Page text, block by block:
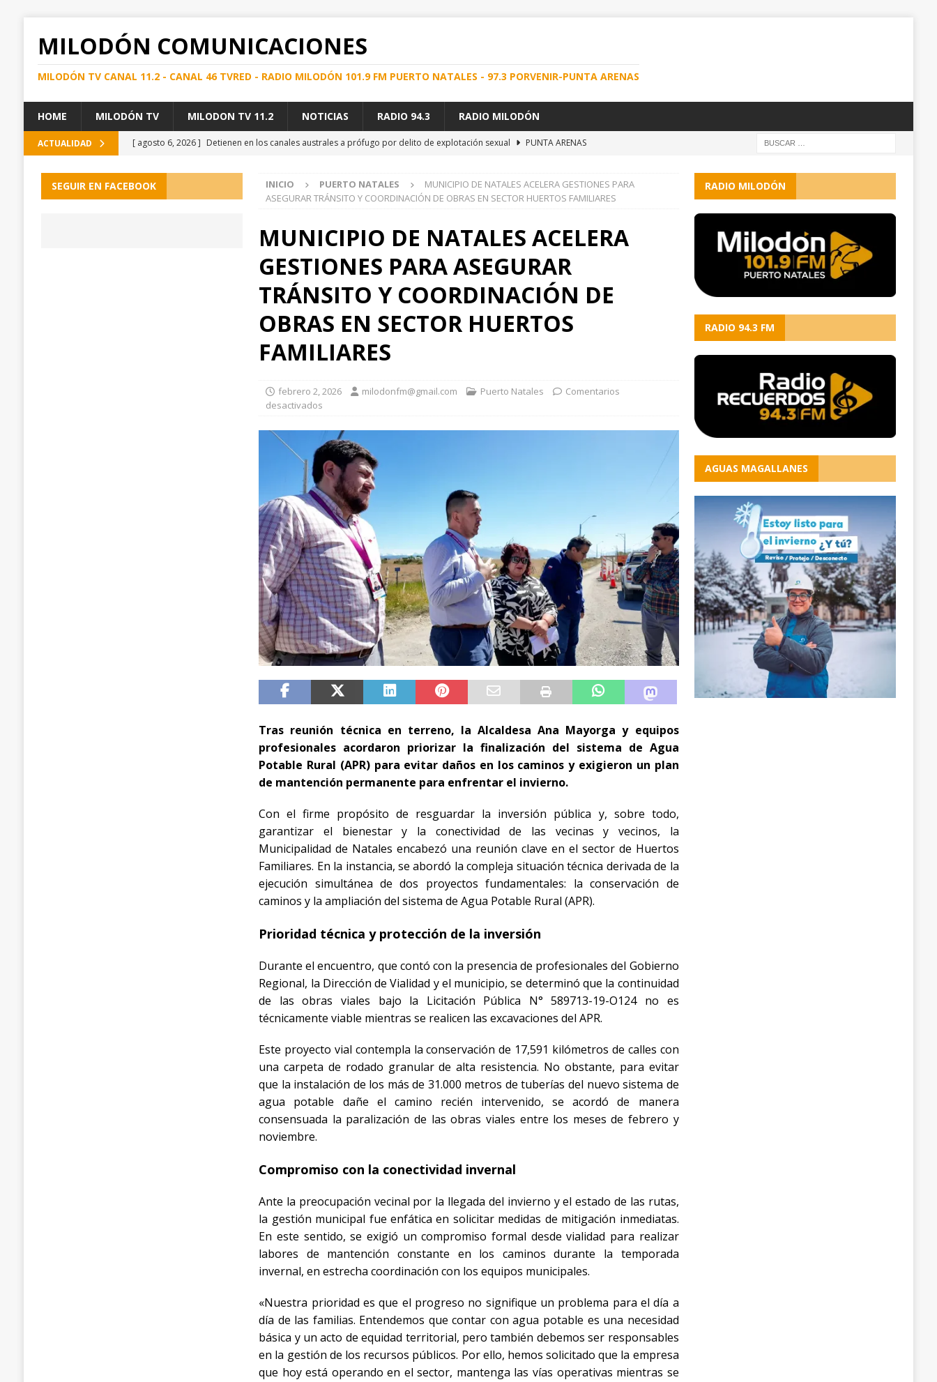
MILODÓN COMUNICACIONES
MILODÓN TV CANAL 11.2 - CANAL 46 TVRED - RADIO MILODÓN 101.9 FM PUERTO NATALES - 97.3 PORVENIR-PUNTA ARENAS
HOME MILODÓN TV MILODON TV 11.2 NOTICIAS RADIO 94.3 RADIO MILODÓN
ACTUALIDAD [ agosto 6, 2026 ] Detienen en los canales australes a prófugo por delito de explotación sexual
PUNTA ARENAS
[ agosto 7, 2026 ]
Ronda traumatológica en Hospital de Natales permitió atender a cerca de 100 pacientes en lista
MTT INFORMA CONTINUIDAD DEL SERVICIO MARÍTIMO SUBSIDIADO AYSÉN – MAGALLANES
Por falta de entrega de información clave, Bloque Productivo de Última Esperanza endurece sus
INICIO PUERTO NATALES
MUNICIPIO DE NATALES ACELERA GESTIONES PARA
ASEGURAR TRÁNSITO Y COORDINACIÓN DE OBRAS EN SECTOR HUERTOS FAMILIARES
MUNICIPIO DE NATALES ACELERA
GESTIONES PARA ASEGURAR
TRÁNSITO Y COORDINACIÓN DE
OBRAS EN SECTOR HUERTOS
FAMILIARES
febrero 2, 2026 milodonfm@gmail.com Puerto Natales
Comentarios
desactivados
Tras reunión técnica en terreno, la Alcaldesa Ana Mayorga y equipos
profesionales acordaron priorizar la finalización del sistema de Agua
Potable Rural (APR) para evitar daños en los caminos y exigieron un plan
de mantención permanente para enfrentar el invierno.
Con el firme propósito de resguardar la inversión pública y, sobre todo,
garantizar el bienestar y la conectividad de las vecinas y vecinos, la
Municipalidad de Natales encabezó una reunión clave en el sector de Huertos
Familiares. En la instancia, se abordó la compleja situación técnica derivada de la
ejecución simultánea de dos proyectos fundamentales: la conservación de
caminos y la ampliación del sistema de Agua Potable Rural (APR).
Prioridad técnica y protección de la inversión
Durante el encuentro, que contó con la presencia de profesionales del Gobierno
Regional, la Dirección de Vialidad y el municipio, se determinó que la continuidad
de las obras viales bajo la Licitación Pública N° 589713-19-O124no es
técnicamente viable mientras se realicen las excavaciones del APR.
Este proyecto vial contempla la conservación de 17,591 kilómetros de calles con
una carpeta de rodado granular de alta resistencia. No obstante, para evitar
que la instalación de los más de 31.000 metros de tuberías del nuevo sistema de
agua potable dañe el camino recién intervenido, se acordó de manera
consensuada la paralización de las obras viales entre los meses de febrero y
noviembre.
Compromiso con la conectividad invernal
Ante la preocupación vecinal por la llegada del invierno y el estado de las rutas,
la gestión municipal fue enfática en solicitar medidas de mitigación inmediatas.
En este sentido, se exigió uncompromiso formal desde vialidad para realizar
labores de mantención constante en los caminos durante la temporada
invernal, en estrecha coordinación con los equipos municipales.
«Nuestra prioridad es que el progreso no signifique un problema para el día a
día de las familias. Entendemos que contar con agua potable es una necesidad
básica y un acto de equidad territorial, pero también debemos ser responsables
en la gestión de los recursos públicos. Por ello, hemos solicitado que la empresa
que hoy está operando en el sector, mantenga las vías operativas mientras se
SEGUIR EN FACEBOOK RADIO MILODÓN
RADIO 94.3 FM
AGUAS MAGALLANES